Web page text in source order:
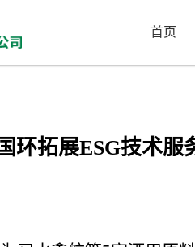
首页
环拓展ESG技术